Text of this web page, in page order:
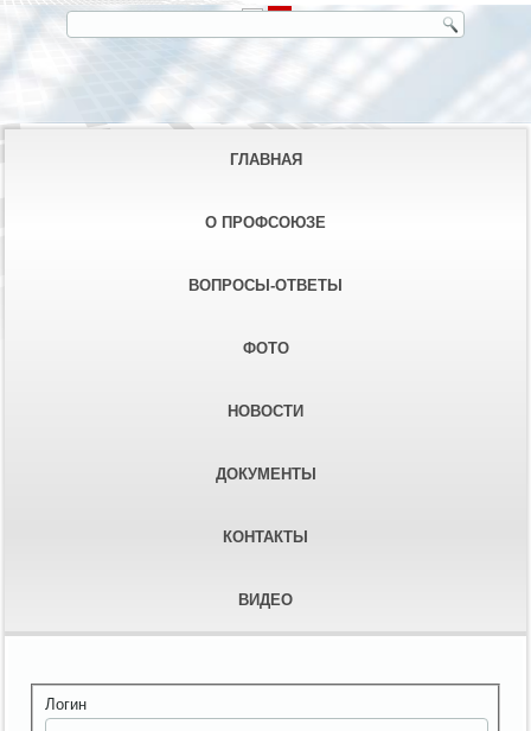
ГЛАВНАЯ
О ПРОФСОЮЗЕ
ВОПРОСЫ-ОТВЕТЫ
ФОТО
НОВОСТИ
ДОКУМЕНТЫ
КОНТАКТЫ
ВИДЕО
Логин